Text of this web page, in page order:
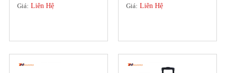
25 Thương Hiệu Đức
Giá: Liên Hệ
5212 BASS 30 CAO CẤP
Giá: Liên Hệ